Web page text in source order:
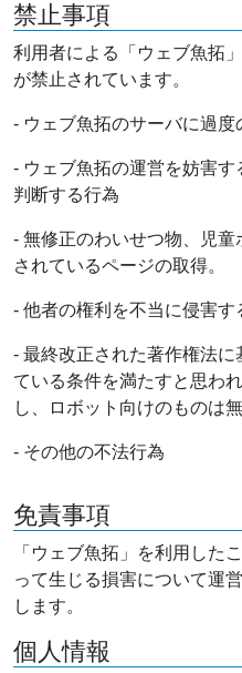
禁止事項
利用者による「ウェブ魚拓
が禁止されています。
- ウェブ魚拓のサーバに過度
- ウェブ魚拓の運営を妨害
判断する行為
- 無修正のわいせつ物、児
されているページの取得。
- 他者の権利を不当に侵害す
- 最終改正された著作権法
ている条件を満たすと思わ
し、ロボット向けのものは
- その他の不法行為
免責事項
「ウェブ魚拓」を利用した
って生じる損害について運
します。
個人情報